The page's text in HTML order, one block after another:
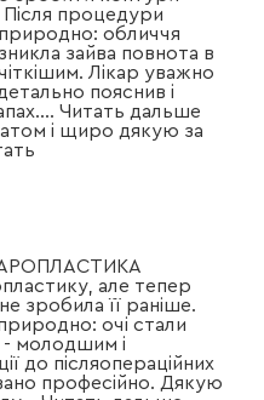
процедури
обличчя
зайва повнота в
Лікар уважно
пояснив і
... Читать дальше
і щиро дякую за
але тепер
її раніше.
очі стали
- молодшим і
до післяопераційних
професійно. Дякую